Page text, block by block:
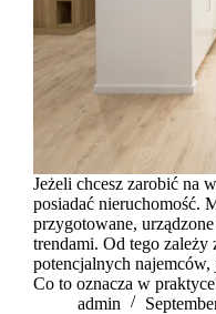
Jeżeli chcesz zarobić na
posiadać nieruchomość.
przygotowane,
trendami. Od tego zależy
potencjalnych
Co to oznacza w
admin